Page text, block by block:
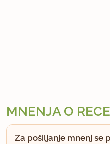
MNENJA O
Za pošiljanje mnenj se